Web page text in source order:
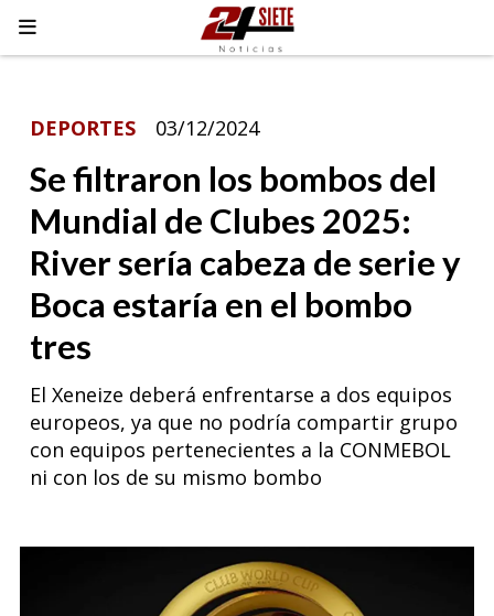
Se filtraron los bombos del
Mundial de Clubes 2025:
River sería cabeza de serie y
Boca estaría en el bombo
tres
El Xeneize deberá enfrentarse a dos equipos
europeos, ya que no podría compartir grupo
con equipos pertenecientes a la CONMEBOL
ni con los de su mismo bombo
DEPORTES 03/12/2024